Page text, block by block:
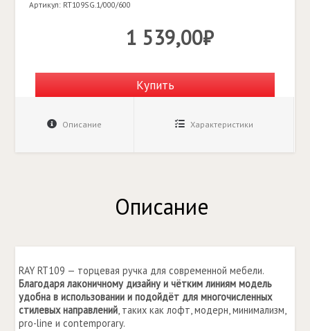
Артикул: RT109SG.1/000/600
1 539,00₽
Купить
Описание Характеристики
Описание
RAY RT109 — торцевая ручка для современной мебели.
Благодаря лаконичному дизайну и чётким линиям модель
удобна в использовании и подойдёт для многочисленных
стилевых направлений, таких как лофт, модерн, минимализм,
pro-line и contemporary.